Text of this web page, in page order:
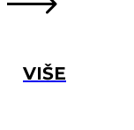
VIŠE